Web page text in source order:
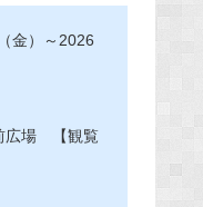
金）～2026
広場 【観覧